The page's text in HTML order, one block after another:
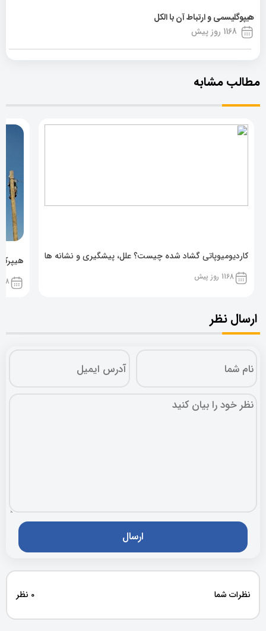
هیپوگلیسمی و ارتباط آن با الکل
1168 روز پیش
مطالب مشابه
کاردیومیوپاتی گشاد شده چیست؟ علل، پیشگیری و نشانه ها
1168 روز پیش 1168
ارسال نظر
نظرات شما 0 نظر